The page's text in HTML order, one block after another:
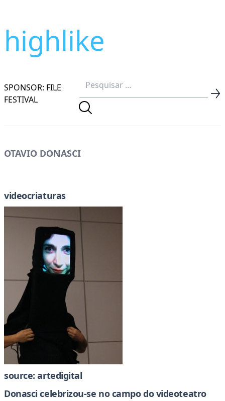
highlike
SPONSOR: FILE
FESTIVAL
OTAVIO DONASCI
videocriaturas
source: artedigital
Donasci celebrizou-se no campo do videoteatro